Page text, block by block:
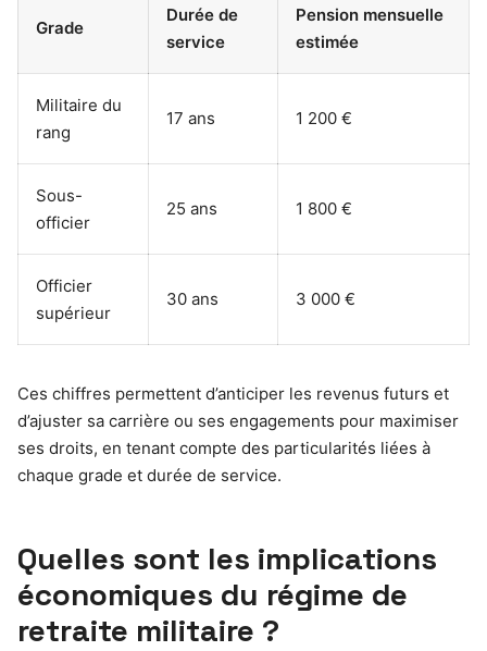
Grade
Durée de
service
Pension mensuelle
estimée
Militaire du
rang
17 ans 1 200 €
Sous-
officier
25 ans 1 800 €
Officier
supérieur
30 ans 3 000 €
Ces chiffres permettent d’anticiper les revenus futurs et
d’ajuster sa carrière ou ses engagements pour maximiser
ses droits, en tenant compte des particularités liées à
chaque grade et durée de service.
Quelles sont les implications
économiques du régime de
retraite militaire ?